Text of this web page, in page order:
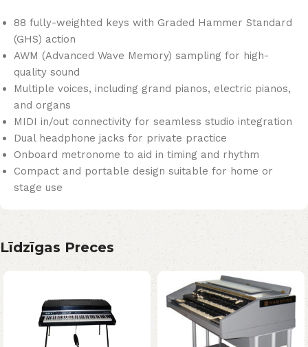
88 fully-weighted keys with Graded Hammer Standard
(GHS) action
AWM (Advanced Wave Memory) sampling for high-
quality sound
Multiple voices, including grand pianos, electric pianos,
and organs
MIDI in/out connectivity for seamless studio integration
Dual headphone jacks for private practice
Onboard metronome to aid in timing and rhythm
Compact and portable design suitable for home or
stage use
Līdzīgas Preces